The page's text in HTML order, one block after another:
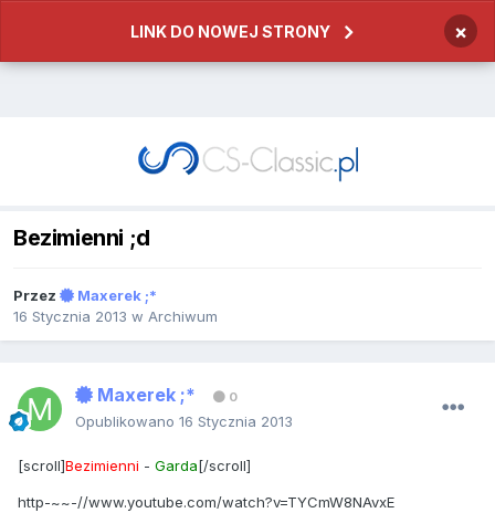
LINK DO NOWEJ STRONY ×
Bezimienni ;d
Przez
Maxerek ;*
16 Stycznia 2013 w Archiwum
Maxerek ;* 0
Opublikowano 16 Stycznia 2013
[scroll]Bezimienni - Garda[/scroll]
http-~~-//www.youtube.com/watch?v=TYCmW8NAvxE